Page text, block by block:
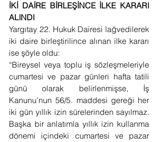
İKİ DAİRE BİRLEŞİNCE İLKE KARARI
ALINDI
Yargıtay 22. Hukuk Dairesi lağvedilerek
iki daire birleştirilince alınan ilke kararı
ise şöyle oldu:
“Bireysel veya toplu iş sözleşmeleriyle
cumartesi ve pazar günleri hafta tatili
günü olarak belirlenmişse, İş
Kanunu’nun 56/5. maddesi gereği her
iki gün yıllık izin sürelerinden sayılmaz.
Başka bir anlatımla yıllık izin kullanma
dönemi içindeki cumartesi ve pazar